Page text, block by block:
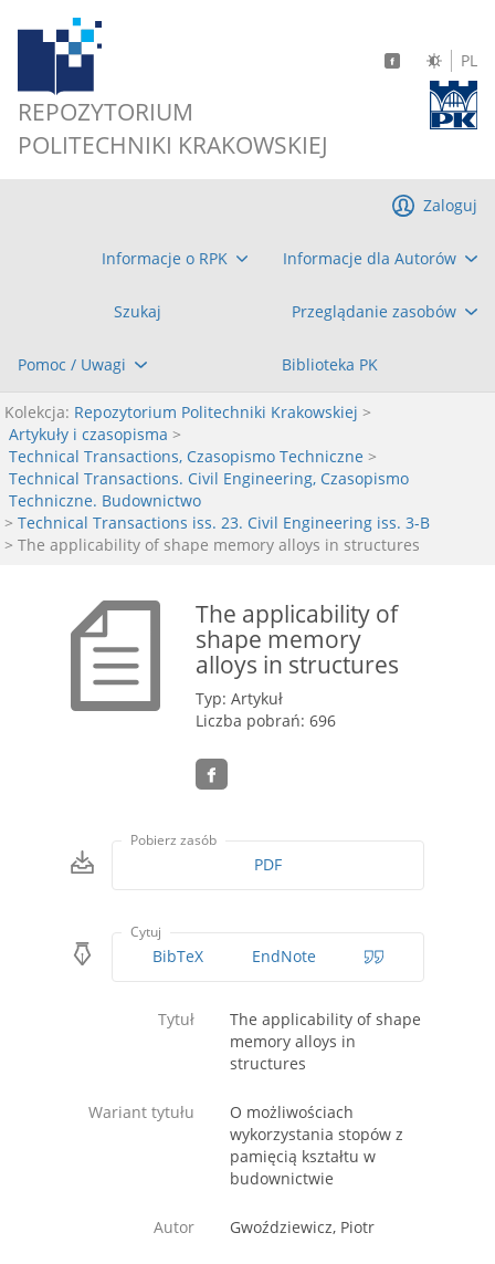
REPOZYTORIUM
POLITECHNIKI KRAKOWSKIEJ
PL
Informacje o RPK Informacje dla Autorów
Szukaj Przeglądanie zasobów
Pomoc / Uwagi Biblioteka PK
Zaloguj
Kolekcja: Repozytorium Politechniki Krakowskiej >
Artykuły i czasopisma >
Technical Transactions, Czasopismo Techniczne >
Technical Transactions. Civil Engineering, Czasopismo
Techniczne. Budownictwo
> Technical Transactions iss. 23. Civil Engineering iss. 3-B
> The applicability of shape memory alloys in structures
The applicability of
shape memory
alloys in structures
Typ: Artykuł
Liczba pobrań: 696
Pobierz zasób
PDF
Cytuj
BibTeX EndNote
Tytuł
The applicability of shape
memory alloys in
structures
Wariant tytułu
O możliwościach
wykorzystania stopów z
pamięcią kształtu w
budownictwie
Autor Gwoździewicz, Piotr